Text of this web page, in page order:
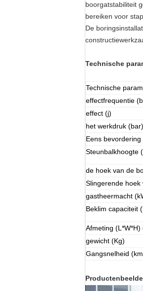
boorgatstabiliteit
bereiken voor
De
Technische
Technische
effectfrequentie
effect (j)
het werkdruk (bar)
Eens bevordering
Steunbalkhoogte
de hoek van de
Slingerende hoek
gastheermacht
Beklim capaciteit
Afmeting (L*W*H)
gewicht (Kg)
Gangsnelheid